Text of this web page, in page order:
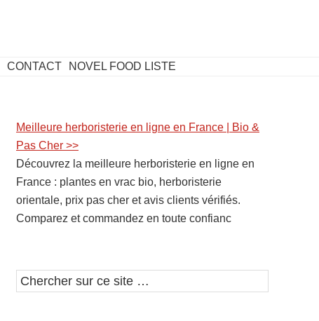
CONTACT NOVEL FOOD LISTE
Barre
latérale
1
Meilleure herboristerie en ligne en France | Bio &
Pas Cher >>
Découvrez la meilleure herboristerie en ligne en
France : plantes en vrac bio, herboristerie
orientale, prix pas cher et avis clients vérifiés.
Comparez et commandez en toute confianc
Chercher